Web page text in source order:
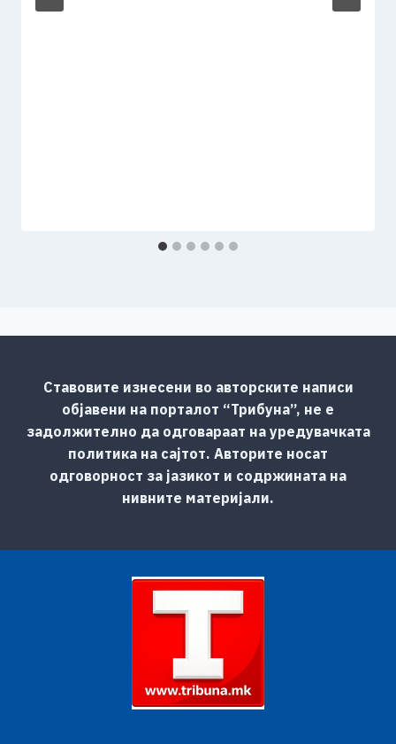
Ставовите изнесени во авторските написи
објавени на порталот “Трибуна”, не е
задолжително да одговараат на уредувачката
политика на сајтот. Авторите носат
одговорност за јазикот и содржината на
нивните материјали.